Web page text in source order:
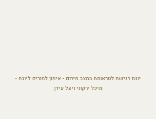
יוגה רגישה לטראומה במצב חירום - אימון למורים ליוגה -
מיכל ירקוני ויעל עידן